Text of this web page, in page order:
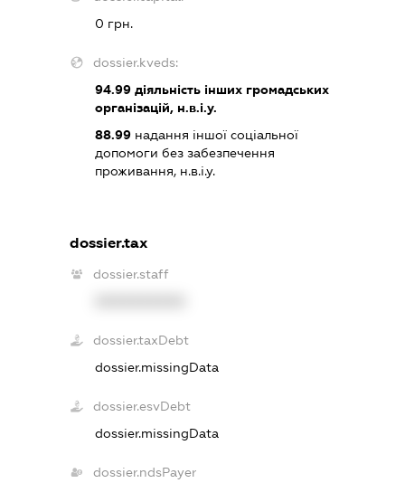
0 грн.
dossier.kveds:
94.99 діяльність інших громадських
організацій, н.в.і.у.
88.99 надання іншої соціальної
допомоги без забезпечення
проживання, н.в.і.у.
dossier.tax
dossier.staff
dossier.taxDebt
dossier.missingData
dossier.esvDebt
dossier.missingData
dossier.ndsPayer